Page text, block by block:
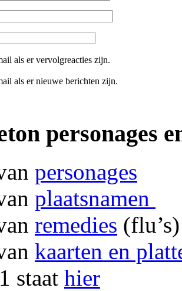
als er vervolgreacties zijn.
als er nieuwe berichten zijn.
personages
personages
plaatsnamen
remedies (flu’s)
kaarten en
staat hier